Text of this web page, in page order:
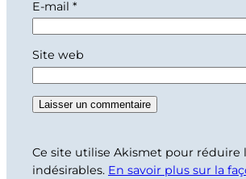
E-mail *
Site web
Ce site utilise Akismet pour réduire
indésirables. En savoir plus sur la